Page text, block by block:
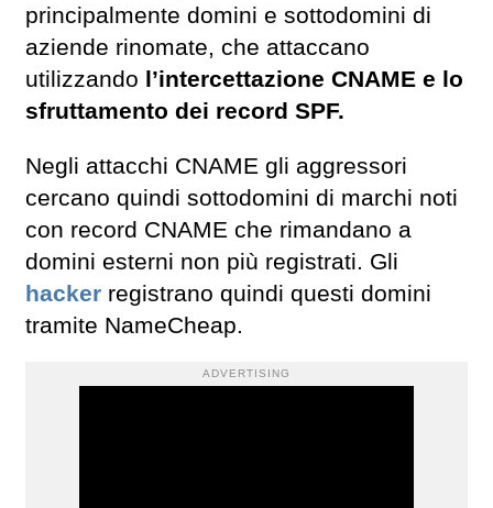
principalmente domini e sottodomini di
aziende rinomate, che attaccano
utilizzando l’intercettazione CNAME e lo
sfruttamento dei record SPF.
Negli attacchi CNAME gli aggressori
cercano quindi sottodomini di marchi noti
con record CNAME che rimandano a
domini esterni non più registrati. Gli
hacker registrano quindi questi domini
tramite NameCheap.
ADVERTISING